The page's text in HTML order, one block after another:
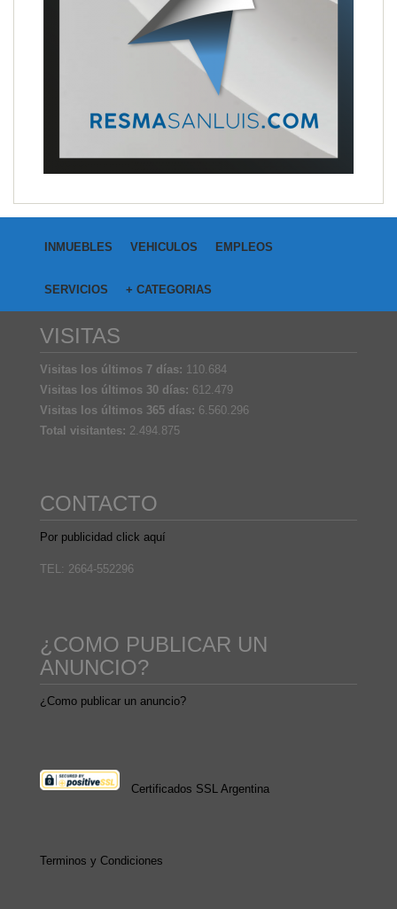
INMUEBLES VEHICULOS EMPLEOS
SERVICIOS + CATEGORIAS
VISITAS
Visitas los últimos 7 días: 110.684
Visitas los últimos 30 días: 612.479
Visitas los últimos 365 días: 6.560.296
Total visitantes: 2.494.875
CONTACTO
Por publicidad click aquí
TEL: 2664-552296
¿COMO PUBLICAR UN
ANUNCIO?
¿Como publicar un anuncio?
Certificados SSL Argentina
Terminos y Condiciones